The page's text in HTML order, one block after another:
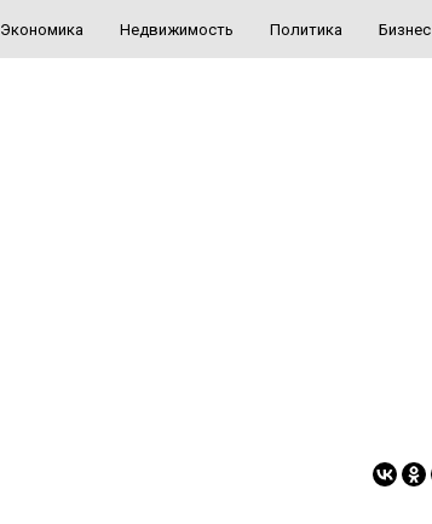
Экономика Недвижимость Политика Бизнес